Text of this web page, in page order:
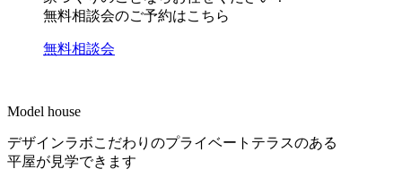
無料相談会のご予約はこちら
無料相談会
Model house
デザインラボこだわりのプライベートテラスのある
平屋が見学できます